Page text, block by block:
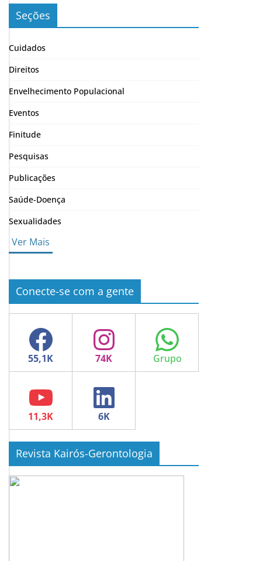
Seções
Cuidados
Direitos
Envelhecimento Populacional
Eventos
Finitude
Pesquisas
Publicações
Saúde-Doença
Sexualidades
Ver Mais
Conecte-se com a gente
Facebook Instagram WhatsApp
YouTube LinkedIn
Revista Kairós-Gerontologia